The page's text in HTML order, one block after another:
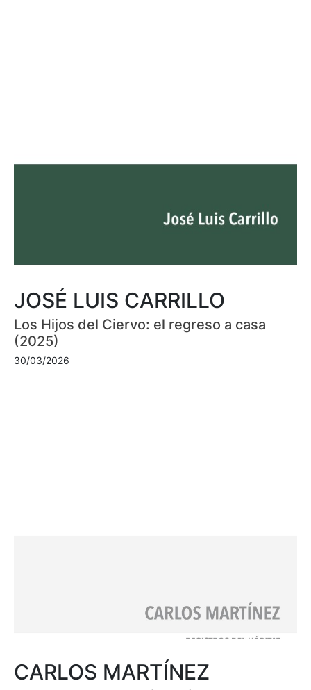
JOSÉ LUIS CARRILLO
Los Hijos del Ciervo: el regreso a casa
(2025)
30/03/2026
CARLOS MARTÍNEZ